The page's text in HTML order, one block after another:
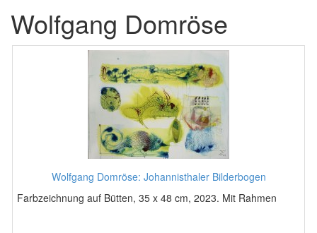
Wolfgang Domröse
Wolfgang Domröse: Johannisthaler Bilderbogen
Farbzeichnung auf Bütten, 35 x 48 cm, 2023. Mit Rahmen